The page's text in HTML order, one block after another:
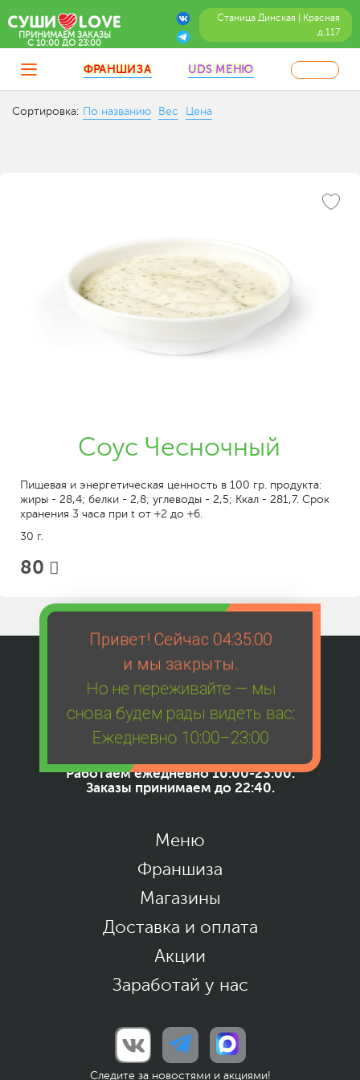
Привет! Сейчас 04:35:00
и мы закрыты.
Но не переживайте — мы
снова будем рады видеть вас:
Ежедневно 10:00–23:00
Станица Динская | Красная
д.117
ПРИНИМАЕМ ЗАКАЗЫ
C 10:00 ДО 23:00
ФРАНШИЗА UDS МЕНЮ
Сортировка: По названию Вес Цена
Соус Чесночный
Пищевая и энергетическая ценность в 100 гр. продукта:
жиры - 28,4; белки - 2,8; углеводы - 2,5; Ккал - 281,7. Срок
хранения 3 часа при t от +2 до +6.
30 г.
80
+7 (929) 837-80-86
Работаем ежедневно 10:00-23:00.
Заказы принимаем до 22:40.
Меню
Франшиза
Магазины
Доставка и оплата
Акции
Заработай у нас
Следите за новостями и акциями!